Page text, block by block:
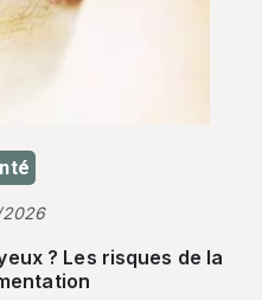
? Les risques de la